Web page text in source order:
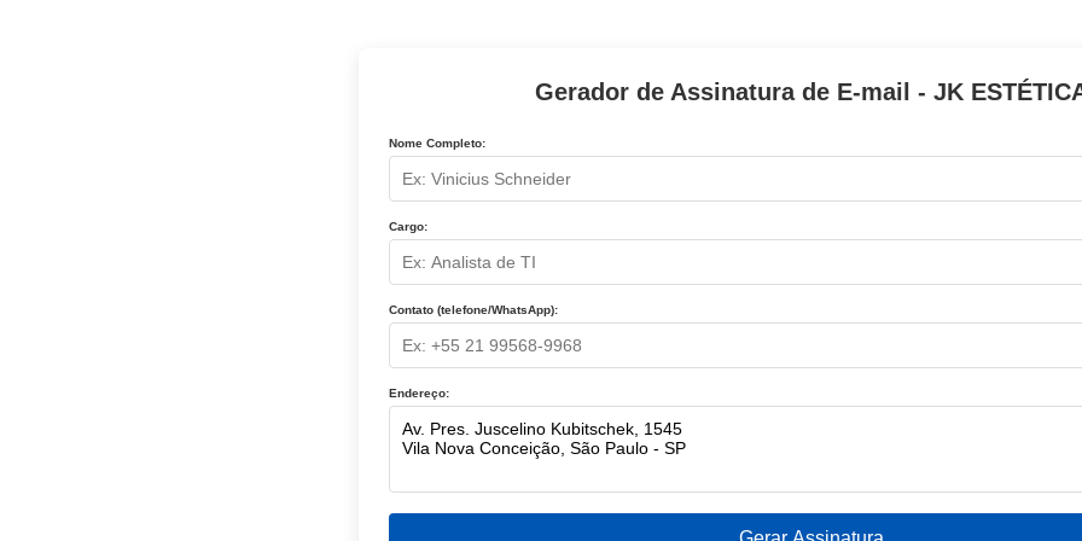
Gerador de Assinatura de E-mail - JK
Nome Completo:
Cargo:
Contato (telefone/WhatsApp):
Endereço: